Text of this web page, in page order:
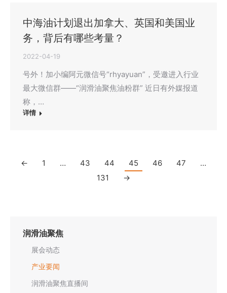
中海油计划退出加拿大、英国和美国业
务，背后有哪些考量？
2022-04-19
号外！加小编阿元微信号“rhyayuan”，受邀进入行业
最大微信群——“润滑油聚焦油粉群” 近日有外媒报道
称，…
详情
← 1 … 43 44 45 46 47
…
131
→
润滑油聚焦
展会动态
产业要闻
润滑油聚焦直播间